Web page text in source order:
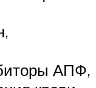
АПФ,